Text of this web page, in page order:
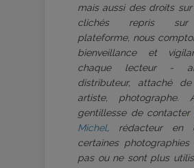
mais aussi des droits
clichés repris
plateforme, nous
bienveillance et
chaque lecteur -
distributeur, attaché de
artiste, photographe.
gentillesse de contacter
Michel, rédacteur en
certaines
pas ou ne sont plus